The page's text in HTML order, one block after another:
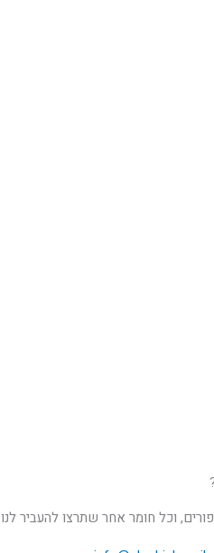
וכל חומר אחר שתרצו להעביר לנו